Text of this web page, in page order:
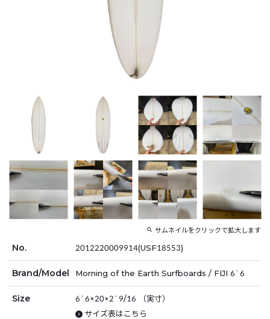
サムネイルをクリックで拡大します
No. 2012220009914(USF18553)
Brand/Model Morning of the Earth Surfboards / FIJI 6`6
Size
6`6×20×2`9/16 （実寸）
サイズ表はこちら